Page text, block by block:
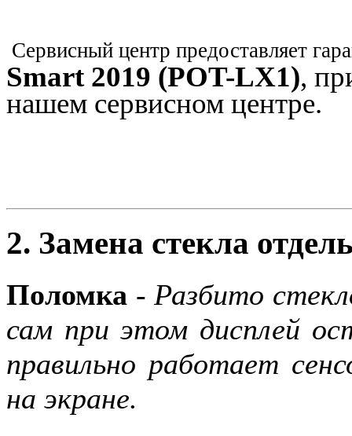
Сервисный центр предоставляет
Smart 2019 (POT-LX1),
нашем сервисном центре.
2. Замена стекла
Поломка - Разбито
сам при этом дисплей
правильно работает
на экране.